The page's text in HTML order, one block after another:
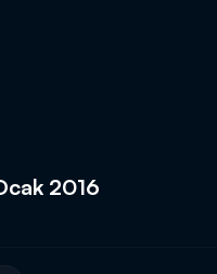
2016